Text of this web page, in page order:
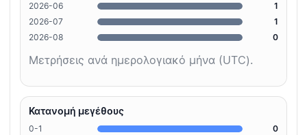
2026-06
1
2026-07
1
2026-08
0
Μετρήσεις ανά ημερολογιακό μήνα (UTC).
Κατανομή μεγέθους
0-1
0